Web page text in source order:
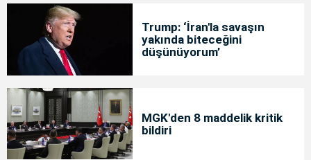
Trump: ‘İran'la savaşın
yakında biteceğini
düşünüyorum’
MGK'den 8 maddelik kritik
bildiri